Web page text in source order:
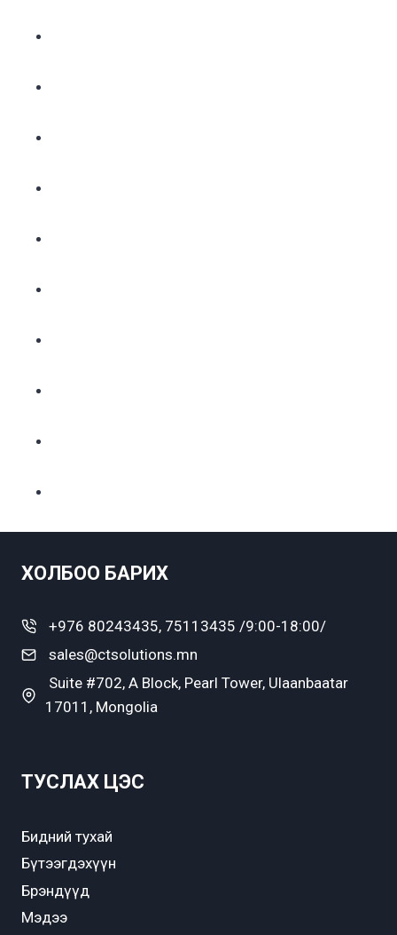
ХОЛБОО БАРИХ
+976 80243435, 75113435 /9:00-18:00/
sales@ctsolutions.mn
Suite #702, A Block, Pearl Tower, Ulaanbaatar
17011, Mongolia
ТУСЛАХ ЦЭС
Бидний тухай
Бүтээгдэхүүн
Брэндүүд
Мэдээ